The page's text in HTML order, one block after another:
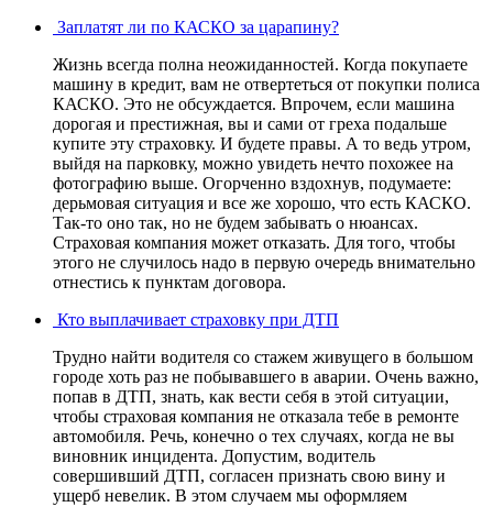
Заплатят ли по КАСКО за царапину?
Жизнь всегда полна неожиданностей. Когда покупаете
машину в кредит, вам не отвертеться от покупки полиса
КАСКО. Это не обсуждается. Впрочем, если машина
дорогая и престижная, вы и сами от греха подальше
купите эту страховку. И будете правы. А то ведь утром,
выйдя на парковку, можно увидеть нечто похожее на
фотографию выше. Огорченно вздохнув, подумаете:
дерьмовая ситуация и все же хорошо, что есть КАСКО.
Так-то оно так, но не будем забывать о нюансах.
Страховая компания может отказать. Для того, чтобы
этого не случилось надо в первую очередь внимательно
отнестись к пунктам договора.
Кто выплачивает страховку при ДТП
Трудно найти водителя со стажем живущего в большом
городе хоть раз не побывавшего в аварии. Очень важно,
попав в ДТП, знать, как вести себя в этой ситуации,
чтобы страховая компания не отказала тебе в ремонте
автомобиля. Речь, конечно о тех случаях, когда не вы
виновник инцидента. Допустим, водитель
совершивший ДТП, согласен признать свою вину и
ущерб невелик. В этом случаем мы оформляем